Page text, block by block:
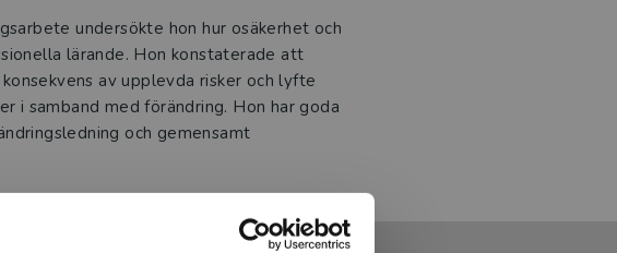
undersökte hon hur osäkerhet och
lärande. Hon konstaterade att
av upplevda risker och lyfte
i samband med förändring. Hon har goda
och gemensamt